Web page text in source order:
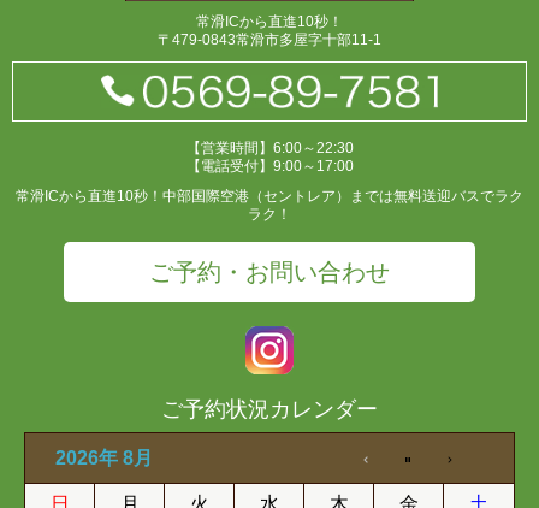
常滑ICから直進10秒！
〒479-0843常滑市多屋字十部11-1
【営業時間】6:00～22:30
【電話受付】9:00～17:00
常滑ICから直進10秒！中部国際空港（セントレア）までは無料送迎バスでラク
ラク！
ご予約・お問い合わせ
ご予約状況カレンダー
2026年 8月